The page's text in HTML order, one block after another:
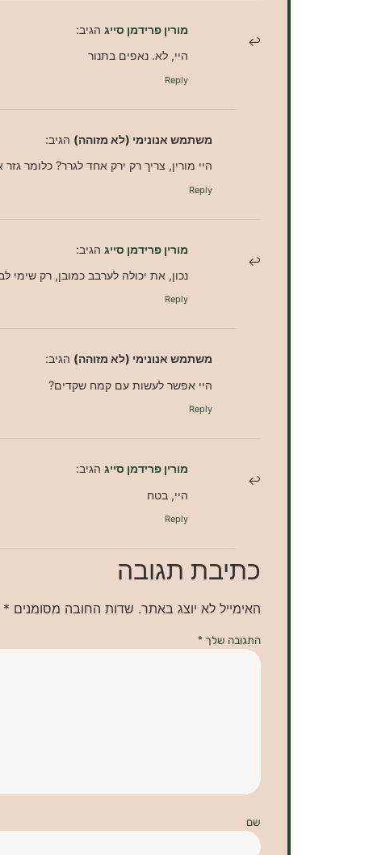
מורין פרידמן סייג הגיב:
היי, לא. נאפים בתנור
Reply
משתמש אנונימי (לא מזוהה) הגיב:
היי מורין, צריך רק ירק אחד לגרר? כלומר
Reply
מורין פרידמן סייג הגיב:
נכון, את יכולה לערבב כמובן, רק שימי
Reply
משתמש אנונימי (לא מזוהה) הגיב:
היי אפשר לעשות עם קמח שקדים?
Reply
מורין פרידמן סייג הגיב:
היי, בטח
Reply
כתיבת תגובה
האימייל לא יוצג באתר. שדות החובה מסומנים *
התגובה שלך *
שם